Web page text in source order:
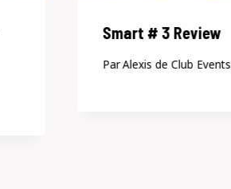
Smart # 3 Review
ParAlexis de Club Events